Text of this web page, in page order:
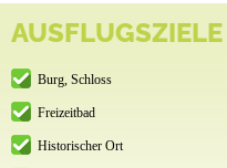
AUSFLUGSZIELE
Burg, Schloss
Freizeitbad
Historischer Ort